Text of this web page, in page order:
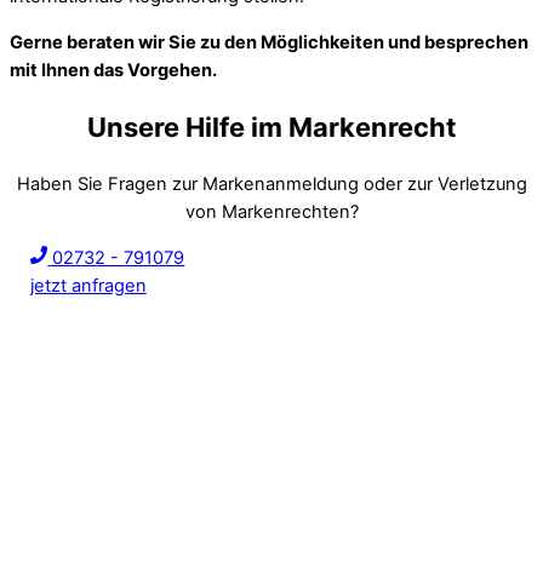
Gerne beraten wir Sie zu den Möglichkeiten und besprechen
mit Ihnen das Vorgehen.
Unsere Hilfe im Markenrecht
Haben Sie Fragen zur Markenanmeldung oder zur Verletzung
von Markenrechten?
02732 - 791079
jetzt anfragen